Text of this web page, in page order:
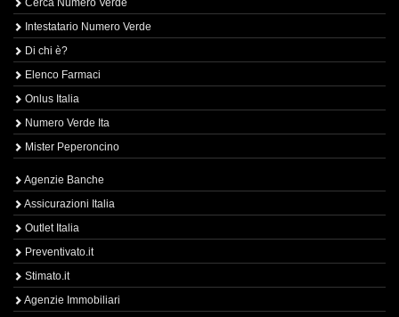
Cerca Numero Verde
Intestatario Numero Verde
Di chi è?
Elenco Farmaci
Onlus Italia
Numero Verde Ita
Mister Peperoncino
Agenzie Banche
Assicurazioni Italia
Outlet Italia
Preventivato.it
Stimato.it
Agenzie Immobiliari